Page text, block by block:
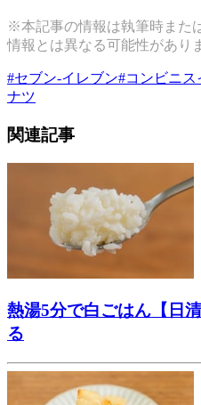
※本記事の情報は執筆時また
情報とは異なる可能性があり
#セブン-イレブン#コンビニス
ナツ
関連記事
熱湯5分で白ごはん【日
る